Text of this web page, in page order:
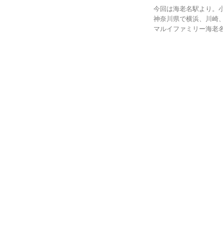
今回は海老名駅より。
神奈川県で横浜、川崎
マルイファミリー海老